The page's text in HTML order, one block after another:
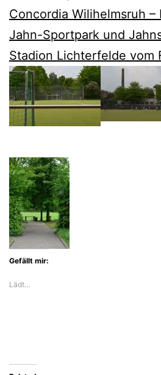
Concordia Wilihelmsruh –
Jahn-Sportpark und
Stadion Lichterfelde vom
Gefällt mir:
Lädt…